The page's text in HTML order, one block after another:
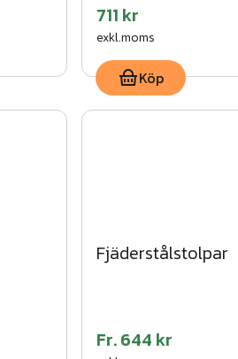
711 kr
exkl.moms
Köp
Fjäderstålstolpar
Fr.644 kr